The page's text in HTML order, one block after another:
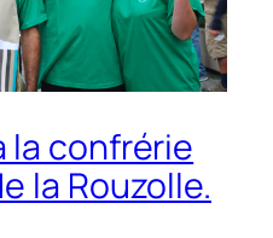
la confrérie
la Rouzolle.